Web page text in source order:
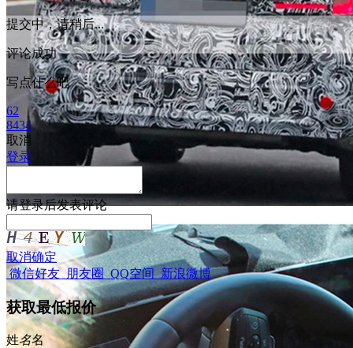
提交中，请稍后...
评论成功
写点什么吧
62
8434
取消
登录
请登录后发表评论
取消确定
微信好友 朋友圈 QQ空间 新浪微博
获取最低报价
姓名名